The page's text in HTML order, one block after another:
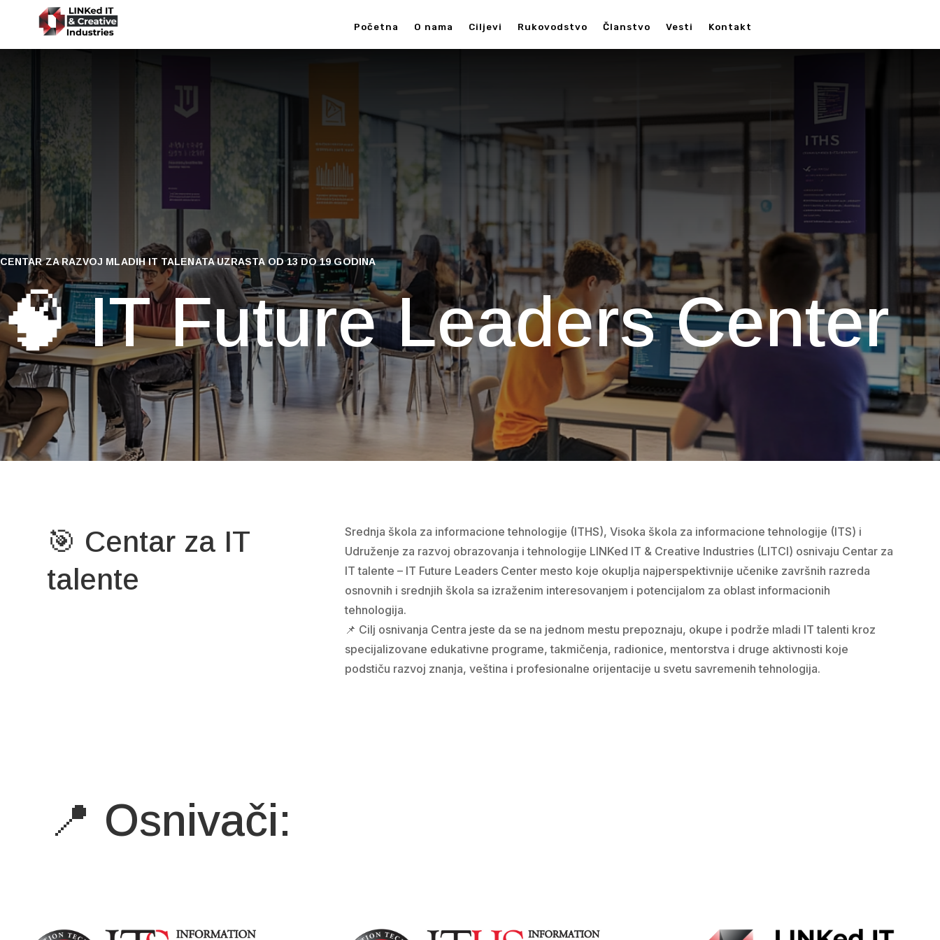
Početna O nama Ciljevi Rukovodstvo Članstvo Vesti Kontakt
CENTAR ZA RAZVOJ MLADIH IT TALENATA UZRASTA OD 13 DO 19 GODINA
🧠 IT Future Leaders Center
🎯 Centar za IT
talente
Srednja škola za informacione tehnologije (ITHS), Visoka škola za informacione tehnologije (ITS) i
Udruženje za razvoj obrazovanja i tehnologije LINKed IT & Creative Industries (LITCI) osnivaju Centar za
IT talente – IT Future Leaders Center mesto koje okuplja najperspektivnije učenike završnih razreda
osnovnih i srednjih škola sa izraženim interesovanjem i potencijalom za oblast informacionih
tehnologija.
📌 Cilj osnivanja Centra jeste da se na jednom mestu prepoznaju, okupe i podrže mladi IT talenti kroz
specijalizovane edukativne programe, takmičenja, radionice, mentorstva i druge aktivnosti koje
podstiču razvoj znanja, veština i profesionalne orijentacije u svetu savremenih tehnologija.
📍 Osnivači: